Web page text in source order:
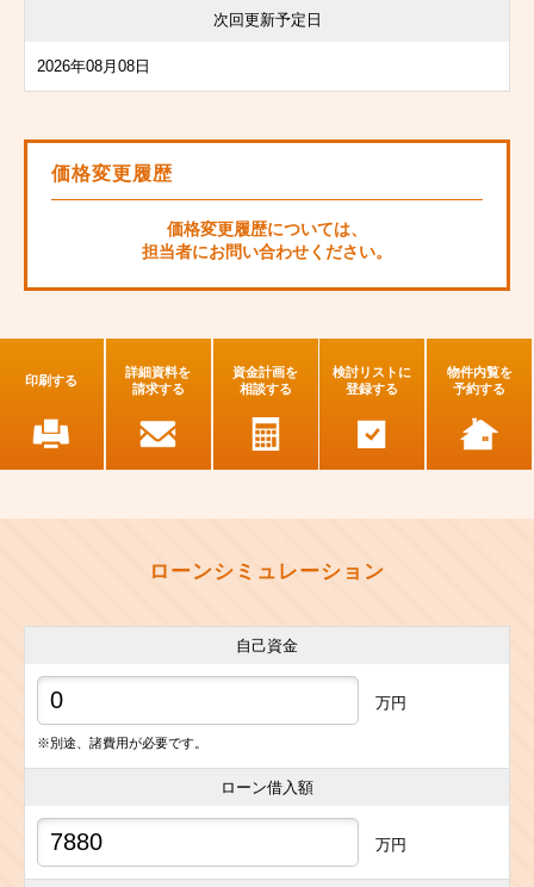
次回更新予定日
2026年08月08日
価格変更履歴
価格変更履歴については、
担当者にお問い合わせください。
印刷する
詳細資料を
請求する
資金計画を
相談する
検討リストに
登録する
物件内覧を
予約する
ローンシミュレーション
自己資金
万円
※別途、諸費用が必要です。
ローン借入額
万円